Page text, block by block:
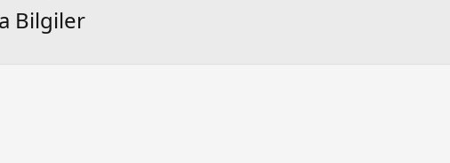
Bilgiler